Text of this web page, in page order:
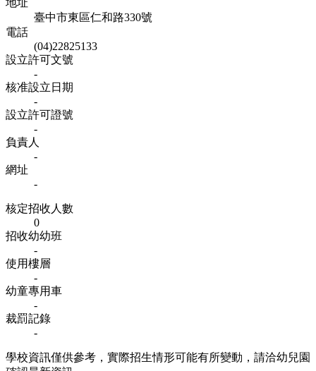
臺中市東區仁和路330號
電話
(04)22825133
設立許可文號
-
核准設立日期
-
設立許可證號
-
負責人
-
網址
-
核定招收人數
0
招收幼幼班
-
使用樓層
-
幼童專用車
-
裁罰記錄
-
學校資訊僅供參考，實際招生情形可能有所變動，請洽幼兒園